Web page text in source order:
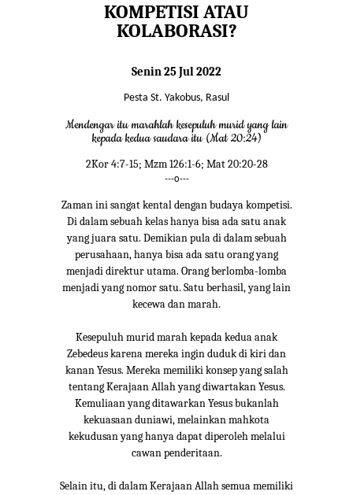
KOMPETISI ATAU
KOLABORASI?
Senin 25 Jul 2022
Pesta St. Yakobus, Rasul
Mendengar itu marahlah kesepuluh murid yang lain
kepada kedua saudara itu (Mat 20:24)
2Kor 4:7-15; Mzm 126:1-6; Mat 20:20-28
---o---
Zaman ini sangat kental dengan budaya kompetisi.
Di dalam sebuah kelas hanya bisa ada satu anak
yang juara satu. Demikian pula di dalam sebuah
perusahaan, hanya bisa ada satu orang yang
menjadi direktur utama. Orang berlomba-lomba
menjadi yang nomor satu. Satu berhasil, yang lain
kecewa dan marah.
Kesepuluh murid marah kepada kedua anak
Zebedeus karena mereka ingin duduk di kiri dan
kanan Yesus. Mereka memiliki konsep yang salah
tentang Kerajaan Allah yang diwartakan Yesus.
Kemuliaan yang ditawarkan Yesus bukanlah
kekuasaan duniawi, melainkan mahkota
kekudusan yang hanya dapat diperoleh melalui
cawan penderitaan.
Selain itu, di dalam Kerajaan Allah semua memiliki